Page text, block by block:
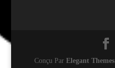
Conçu ParElegant Themes